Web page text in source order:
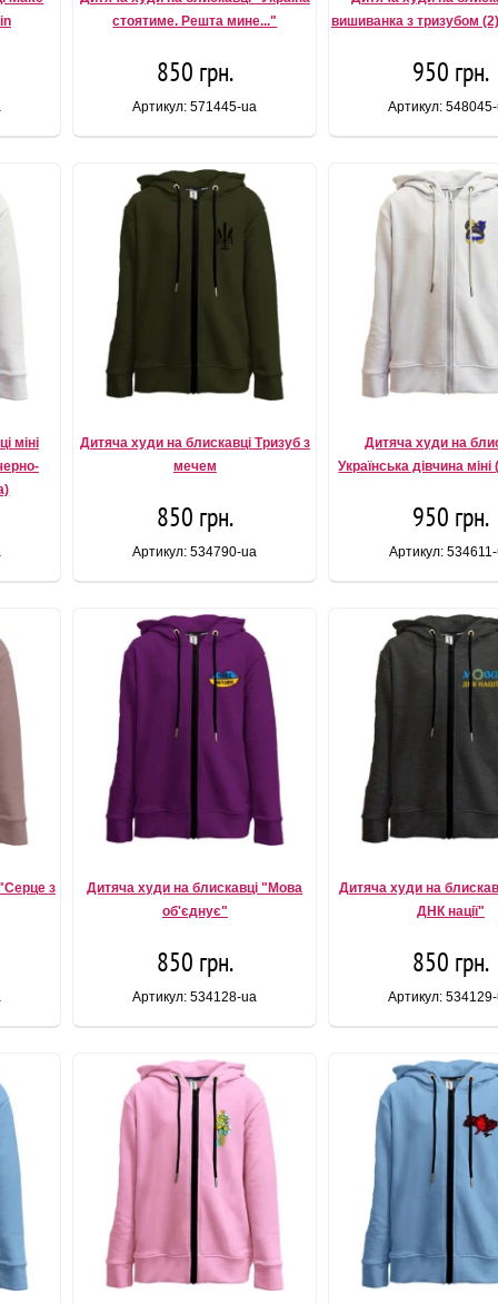
стоятиме. Решта мине..."
850 грн.
Артикул: 571445-ua
вишиванка з тризубом
950 грн.
Артикул:
міні
Дитяча худи на блискавці Тризуб з
мечем
850 грн.
Артикул: 534790-ua
Дитяча худи на
Українська дівчина
950 грн.
Артикул:
з
Дитяча худи на блискавці "Мова
об'єднує"
850 грн.
Артикул: 534128-ua
Дитяча худи на
ДНК нацiї"
850 грн.
Артикул: